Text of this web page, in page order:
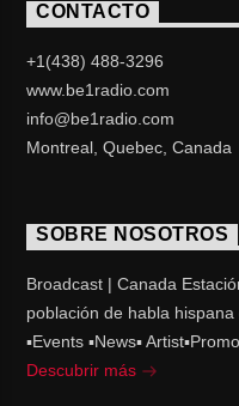
CONTACTO
+1(438) 488-3296
www.be1radio.com
info@be1radio.com
Montreal, Quebec, Canada
SOBRE NOSOTROS
Broadcast | Canada
población de habla
▪Events ▪News▪
Descubrir más